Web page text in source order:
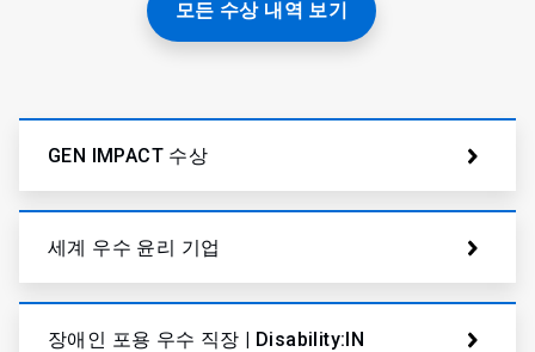
모든 수상 내역 보기
GEN IMPACT 수상
세계 우수 윤리 기업
장애인 포용 우수 직장 | Disability:IN